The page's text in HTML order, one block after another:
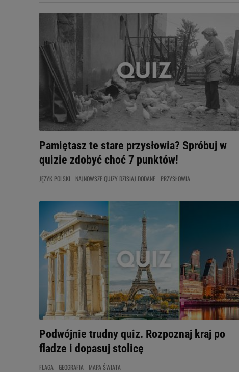
Pamiętasz te stare przysłowia? Spróbuj w
quizie zdobyć choć 7 punktów!
JĘZYK POLSKI NAJNOWSZE QUIZY DZISIAJ DODANE PRZYSŁOWIA
Podwójnie trudny quiz. Rozpoznaj kraj po
fladze i dopasuj stolicę
FLAGA GEOGRAFIA MAPA ŚWIATA